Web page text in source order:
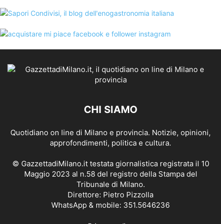
CHI SIAMO
Quotidiano on line di Milano e provincia. Notizie, opinioni,
approfondimenti, politica e cultura.
© GazzettadiMilano.it testata giornalistica registrata il 10
Maggio 2023 al n.58 del registro della Stampa del
Tribunale di Milano.
Direttore: Pietro Pizzolla
WhatsApp & mobile: 351.5646236